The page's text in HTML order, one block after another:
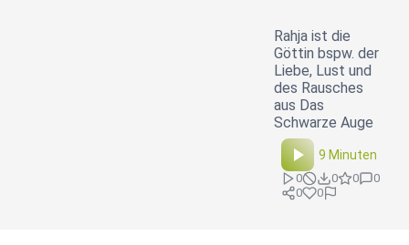
Rahja ist die
Göttin bspw. der
Liebe, Lust und
des Rausches
aus Das
Schwarze Auge
9 Minuten
0 0 0
0
0
0